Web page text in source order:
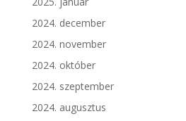
2024. december
2024. november
2024. október
2024. szeptember
2024. augusztus